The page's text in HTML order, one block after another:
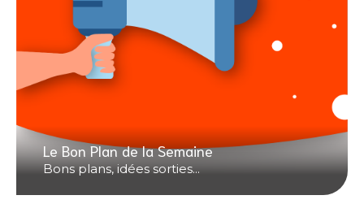
Le Bon Plan de la Semaine
Bons plans, idées sorties...